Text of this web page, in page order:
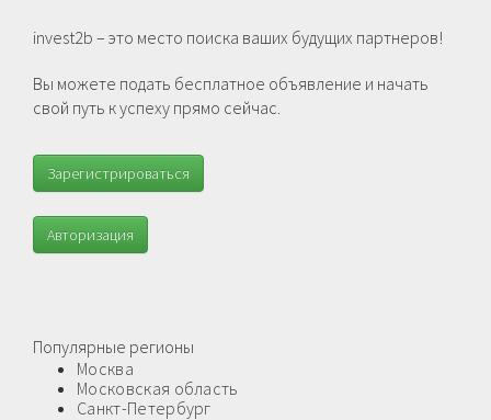
invest2b – это место поиска ваших будущих партнеров!
Вы можете подать бесплатное объявление и начать
свой путь к успеху прямо сейчас.
Зарегистрироваться
Авторизация
Популярные регионы
Москва
Московская область
Санкт-Петербург